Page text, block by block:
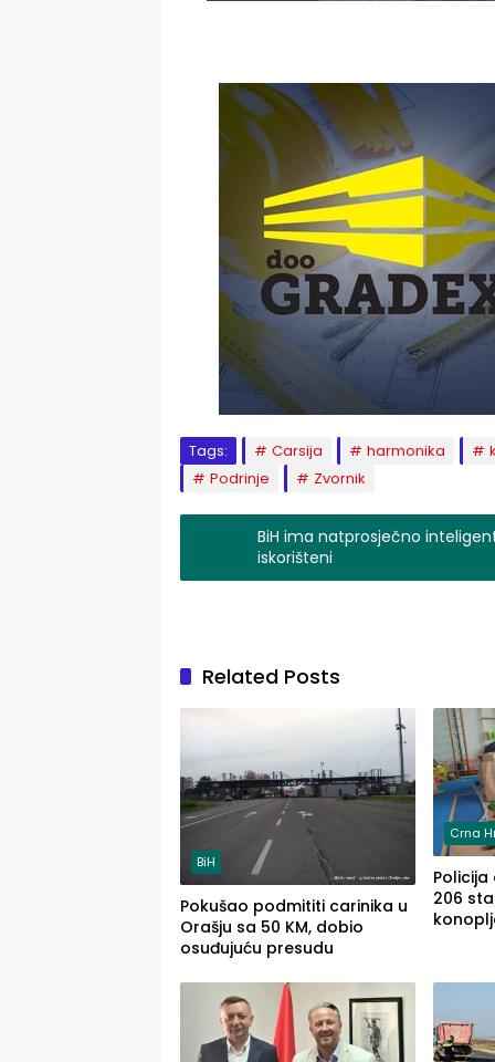
Tags: Carsija harmonika
Podrinje
Zvornik
BiH ima natprosječno
iskorišteni
Related Posts
BiH
Pokušao podmititi carinika u
Orašju sa 50 KM, dobio
osuđujuću presudu
Crna
206